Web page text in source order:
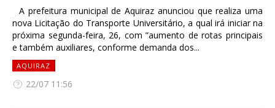
A prefeitura municipal de Aquiraz anunciou que realiza uma
nova Licitação do Transporte Universitário, a qual irá iniciar na
próxima segunda-feira, 26, com ”aumento de rotas principais
e também auxiliares, conforme demanda dos...
AQUIRAZ
22/07 11:56